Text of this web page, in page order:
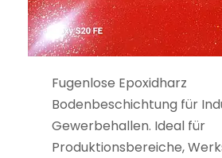
Fugenlose Epoxidharz
Bodenbeschichtung für
Gewerbehallen. Ideal für
Produktionsbereiche,